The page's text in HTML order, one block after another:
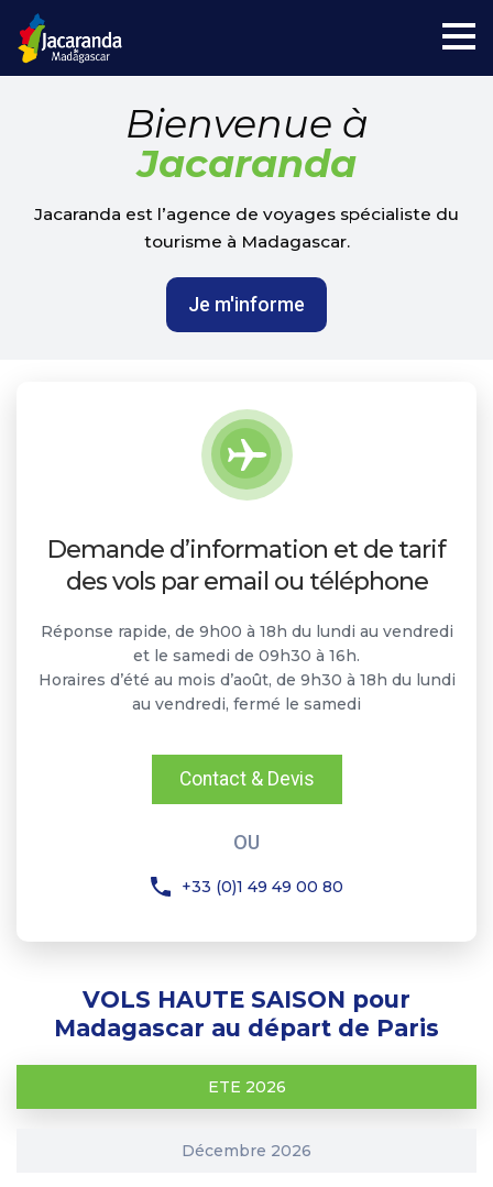
Bienvenue à
Jacaranda
Jacaranda est l’agence de voyages spécialiste du
tourisme à Madagascar.
Je m'informe
Demande d’information et de tarif
des vols par email ou téléphone
Réponse rapide, de 9h00 à 18h du lundi au vendredi
et le samedi de 09h30 à 16h.
Horaires d’été au mois d’août, de 9h30 à 18h du lundi
au vendredi, fermé le samedi
Contact & Devis
OU
+33 (0)1 49 49 00 80
VOLS HAUTE SAISON pour
Madagascar au départ de Paris
ETE 2026
Décembre 2026